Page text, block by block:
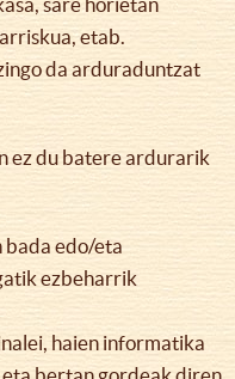
etab.
da arduraduntzat
ez du batere ardurarik
edo/eta
ezbeharrik
haien informatika